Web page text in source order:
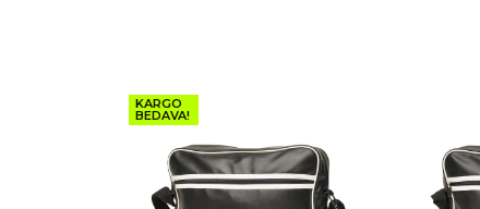
KARGO
BEDAVA!